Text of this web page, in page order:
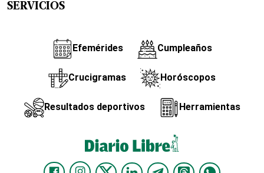
SERVICIOS
Efemérides Cumpleaños
Crucigramas Horóscopos
Resultados deportivos Herramientas